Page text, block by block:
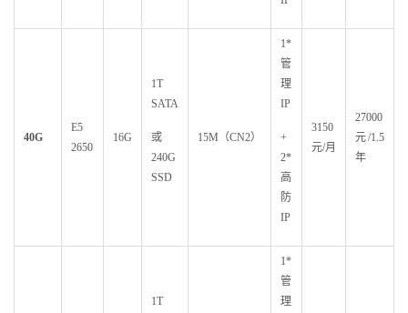
40G
E5
2650
16G
1T
SATA
或
240G
SSD
15M（CN2）
1*
管
理
IP
+
2*
高
防
IP
3150
元/月
27000
元/1.5
年
1T
1*
管
理